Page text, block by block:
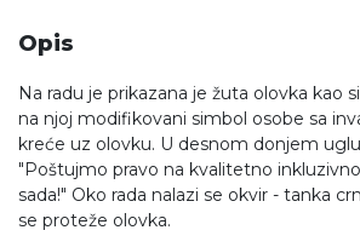
Opis
Na radu je prikazana je žuta olovka kao
na njoj modifikovani simbol osobe sa
kreće uz olovku. U desnom donjem
"Poštujmo pravo na kvalitetno
sada!" Oko rada nalazi se okvir - tanka
se proteže olovka.